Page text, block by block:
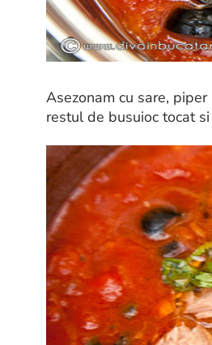
Asezonam cu sare,
restul de busuioc tocat